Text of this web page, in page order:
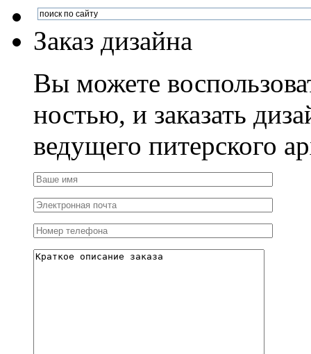
Заказ дизайна
Вы можете
ностью, и заказать
ведущего питерского